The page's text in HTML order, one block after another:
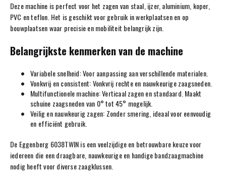
Deze machine is perfect voor het zagen van staal, ijzer, aluminium, koper,
PVC en teflon. Het is geschikt voor gebruik in werkplaatsen en op
bouwplaatsen waar precisie en mobiliteit belangrijk zijn.
Belangrijkste kenmerken van de machine
Variabele snelheid: Voor aanpassing aan verschillende materialen.
Vonkvrij en consistent: Vonkvrij rechte en nauwkeurige zaagsneden.
Multifunctionele machine: Verticaal zagen en standaard. Maakt
schuine zaagsneden van 0° tot 45° mogelijk.
Veilig en nauwkeurig zagen: Zonder smering, ideaal voor eenvoudig
en efficiënt gebruik.
De Eggenberg 6038TWIN is een veelzijdige en betrouwbare keuze voor
iedereen die een draagbare, nauwkeurige en handige bandzaagmachine
nodig heeft voor diverse zaagklussen.